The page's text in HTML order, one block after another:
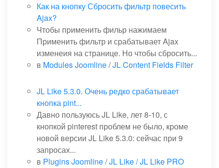
Как на кнопку Сбросить фильтр повесить
Ajax?
Чтобы применить фильр нажимаем
Применить фильтр и срабатывает Ajax
изменеия на странице. Но чтобы сбросить...
в Modules Joomline/JL Content Fields Filter
JL Like 5.3.0. Очень редко срабатывает
кнопка pint...
Давно пользуюсь JL Like, лет 8-10, с
кнопкой pinterest проблем не было, кроме
новой версии JL Like 5.3.0: сейчас при 9
запросах...
в Plugins Joomline/JL Like / JL Like PRO